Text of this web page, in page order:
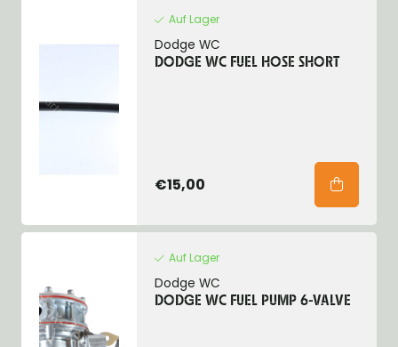
Auf Lager
Dodge WC
DODGE WC FUEL HOSE SHORT
€15,00
Auf Lager
Dodge WC
DODGE WC FUEL PUMP 6-VALVE